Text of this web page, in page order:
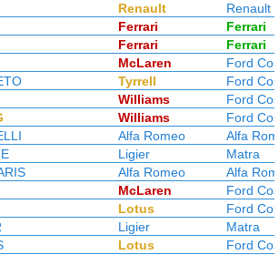
Renault
Renault
Ferrari
Ferrari
Ferrari
Ferrari
McLaren
Ford
Tyrrell
Ford
Williams
Ford
Williams
Ford
Alfa Romeo
Alfa
Ligier
Matra
Alfa Romeo
Alfa
McLaren
Ford
Lotus
Ford
Ligier
Matra
Lotus
Ford